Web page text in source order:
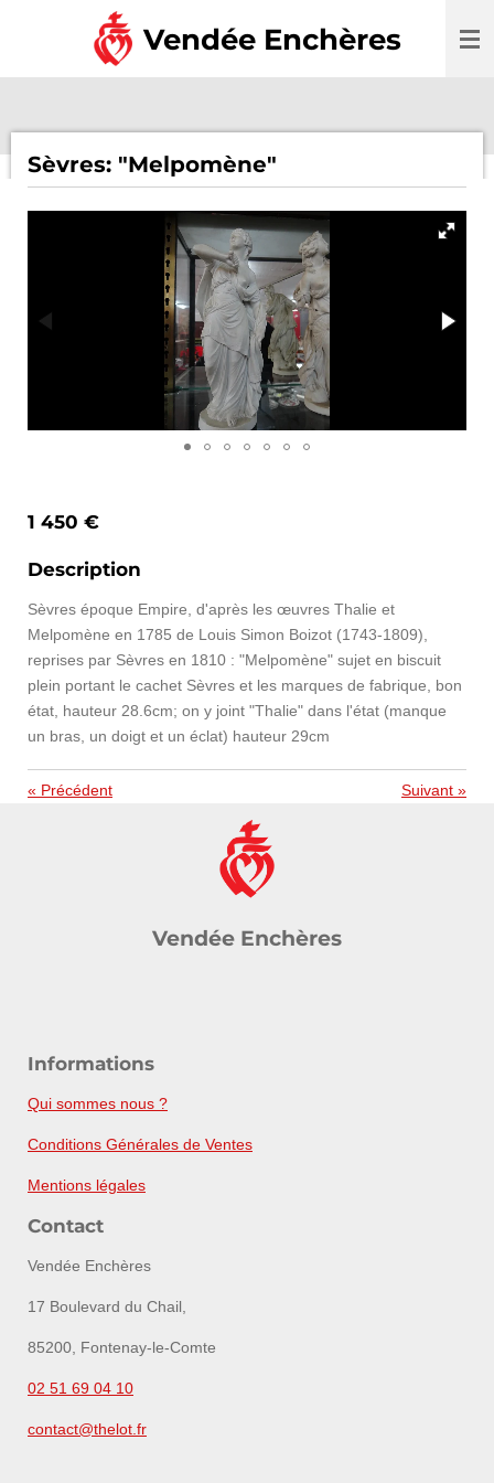
Vendée Enchères
Sèvres: "Melpomène"
1 450 €
Description
Sèvres époque Empire, d'après les œuvres Thalie et
Melpomène en 1785 de Louis Simon Boizot (1743-1809),
reprises par Sèvres en 1810 : "Melpomène" sujet en biscuit
plein portant le cachet Sèvres et les marques de fabrique, bon
état, hauteur 28.6cm; on y joint "Thalie" dans l'état (manque
un bras, un doigt et un éclat) hauteur 29cm
« Précédent Suivant »
Vendée Enchères
Informations
Qui sommes nous ?
Conditions Générales de Ventes
Mentions légales
Contact
Vendée Enchères
17 Boulevard du Chail,
85200, Fontenay-le-Comte
02 51 69 04 10
contact@thelot.fr